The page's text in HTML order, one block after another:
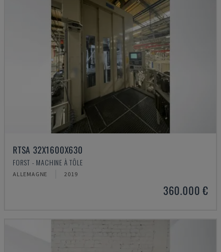
RTSA 32X1600X630
FORST - MACHINE À TÔLE
ALLEMAGNE 2019
360.000 €